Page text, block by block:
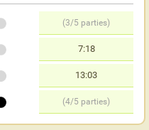
(3/5 parties)
7:18
13:03
(4/5 parties)